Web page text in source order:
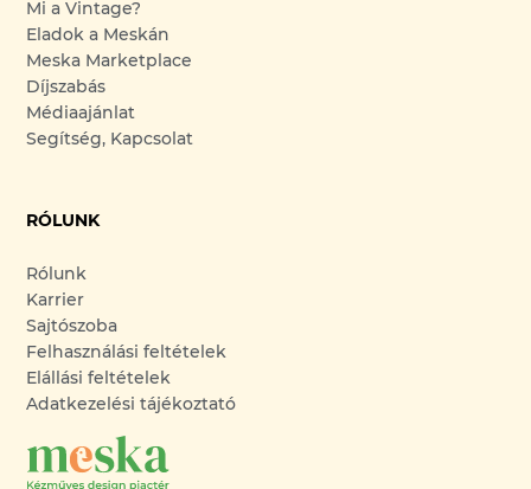
Mi a Vintage?
Eladok a Meskán
Meska Marketplace
Díjszabás
Médiaajánlat
Segítség, Kapcsolat
RÓLUNK
Rólunk
Karrier
Sajtószoba
Felhasználási feltételek
Elállási feltételek
Adatkezelési tájékoztató